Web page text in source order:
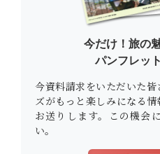
今だけ！旅の
パンフレッ
今資料請求をいただいた
ズがもっと楽しみになる
お送りします。この機会
い。